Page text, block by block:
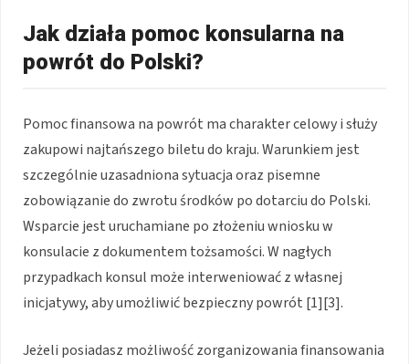
Jak działa pomoc konsularna na
powrót do Polski?
Pomoc finansowa na powrót ma charakter celowy i służy
zakupowi najtańszego biletu do kraju. Warunkiem jest
szczególnie uzasadniona sytuacja oraz pisemne
zobowiązanie do zwrotu środków po dotarciu do Polski.
Wsparcie jest uruchamiane po złożeniu wniosku w
konsulacie z dokumentem tożsamości. W nagłych
przypadkach konsul może interweniować z własnej
inicjatywy, aby umożliwić bezpieczny powrót [1][3].
Jeżeli posiadasz możliwość zorganizowania finansowania